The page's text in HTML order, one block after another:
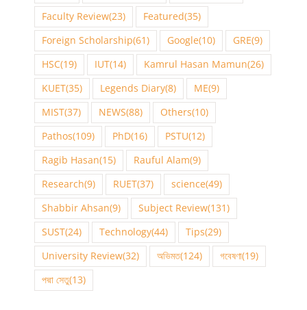
Faculty Review(23) Featured(35)
Foreign Scholarship(61) Google(10) GRE(9)
HSC(19) IUT(14) Kamrul Hasan Mamun(26)
KUET(35) Legends Diary(8) ME(9)
MIST(37) NEWS(88) Others(10)
Pathos(109) PhD(16) PSTU(12)
Ragib Hasan(15) Rauful Alam(9)
Research(9) RUET(37) science(49)
Shabbir Ahsan(9) Subject Review(131)
SUST(24) Technology(44) Tips(29)
University Review(32) অভিমত(124) গবেষণা(19)
পদ্মা সেতু(13)